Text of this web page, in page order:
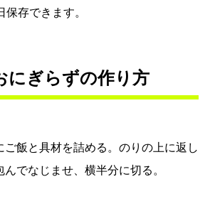
存できます。
にぎらずの作り方
飯と具材を詰める。のりの上に返し
でなじませ、横半分に切る。